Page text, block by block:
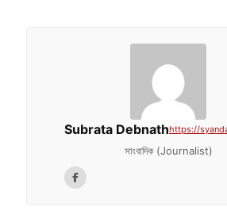
Subrata Debnathhttps://
সাংবাদিক (Journalist)